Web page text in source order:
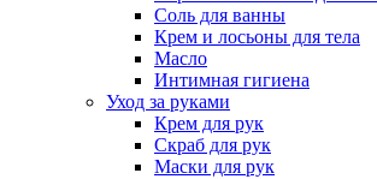
Соль для ванны
Крем и лосьоны для тела
Масло
Интимная гигиена
Уход за руками
Крем для рук
Скраб для рук
Маски для рук